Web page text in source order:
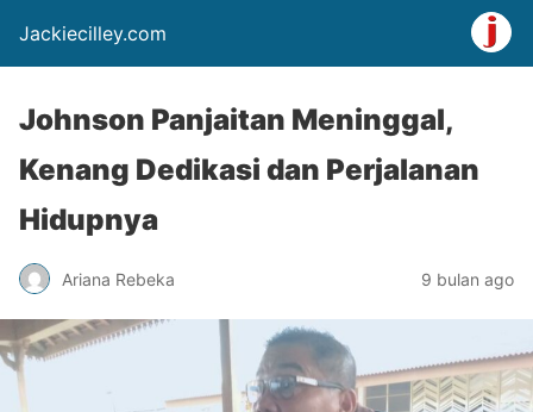
Jackiecilley.com
Johnson Panjaitan Meninggal,
Kenang Dedikasi dan Perjalanan
Hidupnya
Ariana Rebeka 9 bulan ago